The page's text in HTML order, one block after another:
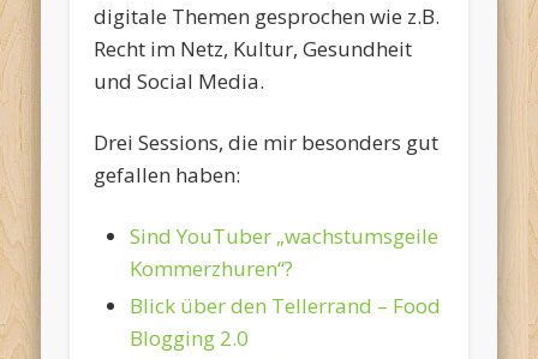
digitale Themen gesprochen wie z.B.
Recht im Netz, Kultur, Gesundheit
und Social Media.
Drei Sessions, die mir besonders gut
gefallen haben:
Sind YouTuber „wachstumsgeile
Kommerzhuren“?
Blick über den Tellerrand – Food
Blogging 2.0